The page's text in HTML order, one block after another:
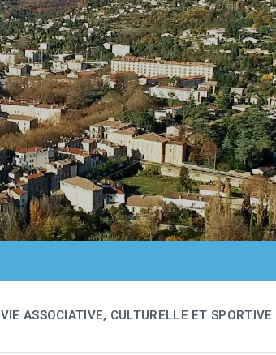
VIE ASSOCIATIVE, CULTURELLE ET SPORTIVE